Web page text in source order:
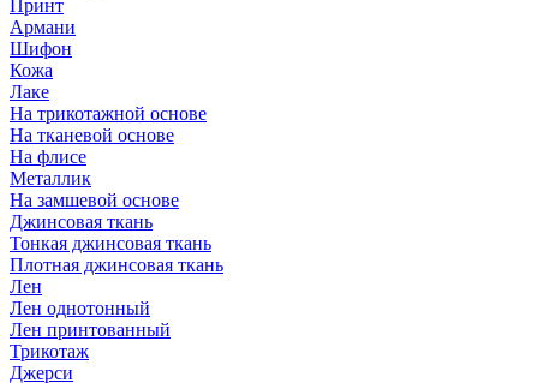
Принт
Армани
Шифон
Кожа
Лаке
На трикотажной основе
На тканевой основе
На флисе
Металлик
На замшевой основе
Джинсовая ткань
Тонкая джинсовая ткань
Плотная джинсовая ткань
Лен
Лен однотонный
Лен принтованный
Трикотаж
Джерси